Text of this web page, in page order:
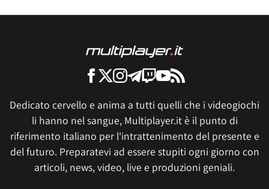
Dedicato cervello e anima a tutti quelli che i videogiochi
li hanno nel sangue, Multiplayer.it è il punto di
riferimento italiano per l'intrattenimento del presente e
del futuro. Preparatevi ad essere stupiti ogni giorno con
articoli, news, video, live e produzioni geniali.